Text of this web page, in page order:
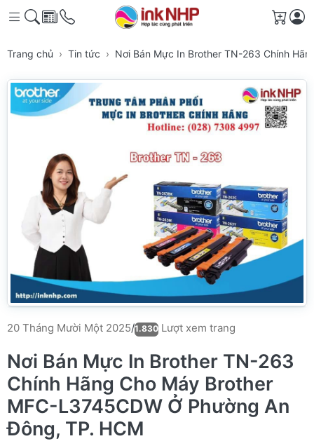
Giỏ
Trang chủ Tin tức Nơi Bán Mực In Brother TN-263 Chính
20 Tháng Mười Một 2025/1.830 Lượt xem trang
Nơi Bán Mực In Brother TN-263
Chính Hãng Cho Máy Brother
MFC-L3745CDW Ở Phường An
Đông, TP. HCM